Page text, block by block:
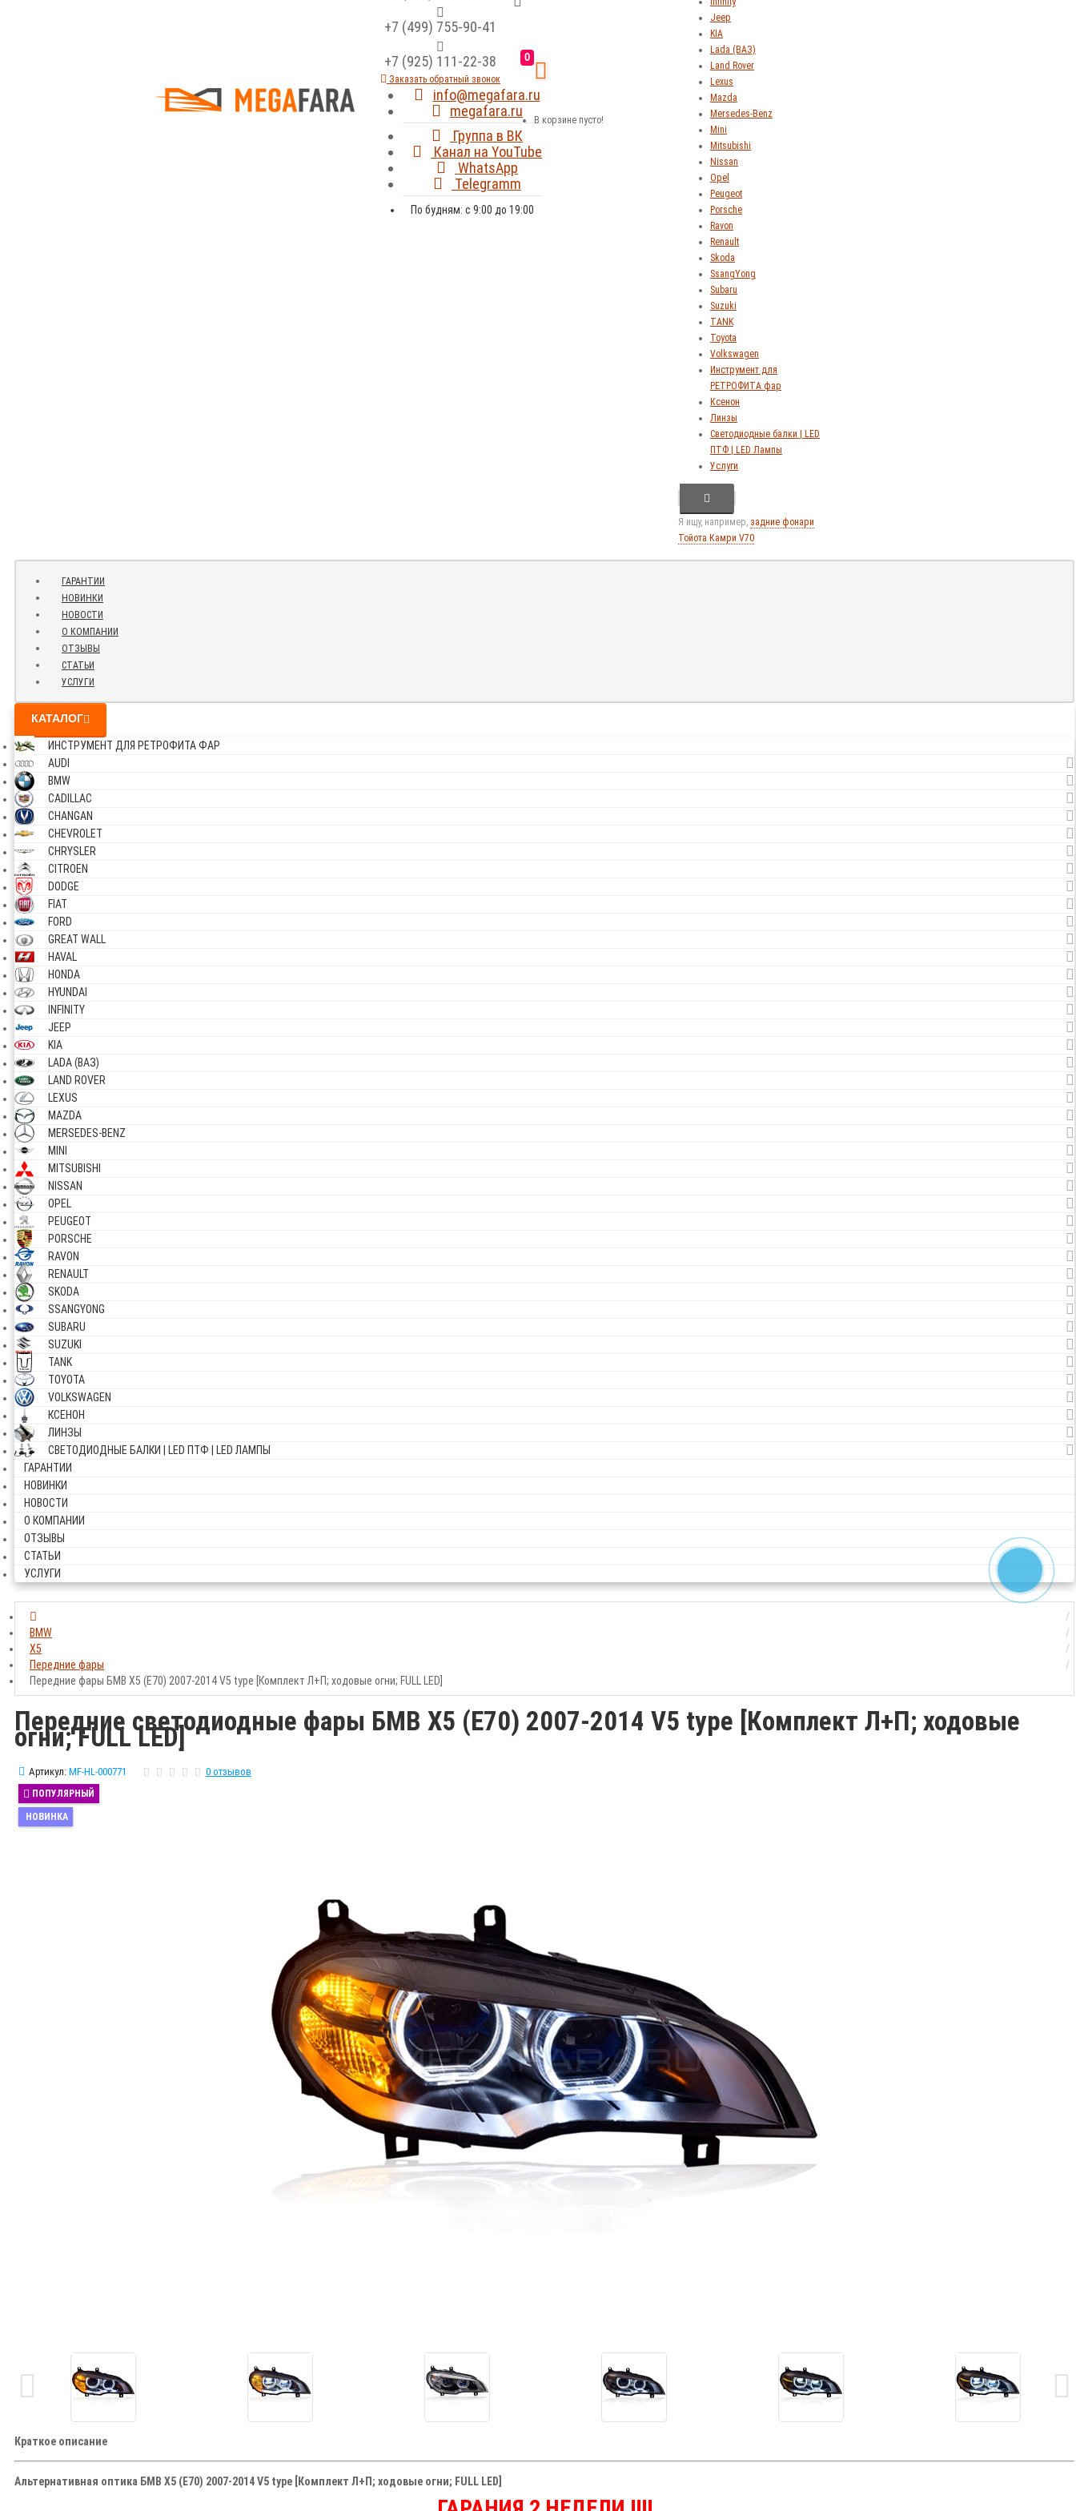
+7 (499) 755-90-41
+7 (925) 111-22-38
Заказать обратный звонок
info@megafara.ru
megafara.ru
Группа в ВК
Канал на YouTube
WhatsApp
Telegramm
По будням: с 9:00 до 19:00
0
В корзине пусто!
Jeep
KIA
Lada (ВАЗ)
Land Rover
Lexus
Mazda
Mersedes-Benz
Mini
Mitsubishi
Nissan
Opel
Peugeot
Porsche
Ravon
Renault
Skoda
SsangYong
Subaru
Suzuki
TANK
Toyota
Volkswagen
Инструмент для
РЕТРОФИТА фар
Ксенон
Линзы
Светодиодные балки | LED
ПТФ | LED Лампы
Услуги
Я ищу, например, задние фонари
Тойота Камри V70
ГАРАНТИИ
НОВИНКИ
НОВОСТИ
О КОМПАНИИ
ОТЗЫВЫ
СТАТЬИ
УСЛУГИ
КАТАЛОГ
ИНСТРУМЕНТ ДЛЯ РЕТРОФИТА ФАР
AUDI
BMW
CADILLAC
CHANGAN
CHEVROLET
CHRYSLER
CITROEN
DODGE
FIAT
FORD
GREAT WALL
HAVAL
HONDA
HYUNDAI
INFINITY
JEEP
KIA
LADA (ВАЗ)
LAND ROVER
LEXUS
MAZDA
MERSEDES-BENZ
MINI
MITSUBISHI
NISSAN
OPEL
PEUGEOT
PORSCHE
RAVON
RENAULT
SKODA
SSANGYONG
SUBARU
SUZUKI
TANK
TOYOTA
VOLKSWAGEN
КСЕНОН
ЛИНЗЫ
СВЕТОДИОДНЫЕ БАЛКИ | LED ПТФ | LED ЛАМПЫ
ГАРАНТИИ
НОВИНКИ
НОВОСТИ
О КОМПАНИИ
ОТЗЫВЫ
СТАТЬИ
УСЛУГИ
BMW
X5
Передние фары
Передние фары БМВ Х5 (Е70) 2007-2014 V5 type [Комплект Л+П; ходовые огни; FULL LED]
Передние светодиодные фары БМВ Х5 (Е70) 2007-2014 V5 type [Комплект Л+П; ходовые
огни; FULL LED]
Артикул: MF-HL-000771 0 отзывов
ПОПУЛЯРНЫЙ
НОВИНКА
Краткое описание
Альтернативная оптика БМВ Х5 (Е70) 2007-2014 V5 type [Комплект Л+П; ходовые огни; FULL LED]